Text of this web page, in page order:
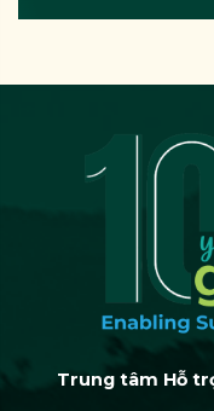
Trung tâm Hỗ